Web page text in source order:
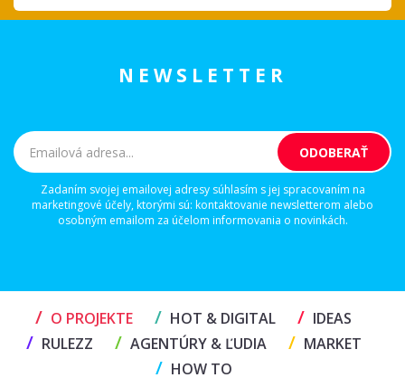
NEWSLETTER
Zadaním svojej emailovej adresy súhlasím s jej spracovaním na
marketingové účely, ktorými sú: kontaktovanie newsletterom alebo
osobným emailom za účelom informovania o novinkách.
/ O PROJEKTE / HOT & DIGITAL / IDEAS
/ RULEZZ / AGENTÚRY & ĽUDIA / MARKET
/ HOW TO